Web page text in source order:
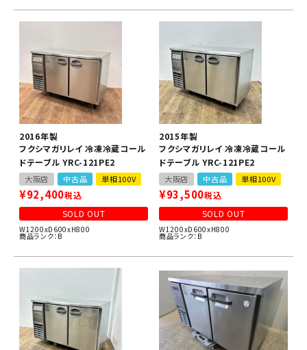
2016年製
フクシマガリレイ 冷凍冷蔵コール
ドテーブル YRC-121PE2
大阪店 中古品 単相100V
¥92,400税込
SOLD OUT
W1200xD600xH800
商品ランク：B
2015年製
フクシマガリレイ 冷凍冷蔵コール
ドテーブル YRC-121PE2
大阪店 中古品 単相100V
¥93,500税込
SOLD OUT
W1200xD600xH800
商品ランク：B